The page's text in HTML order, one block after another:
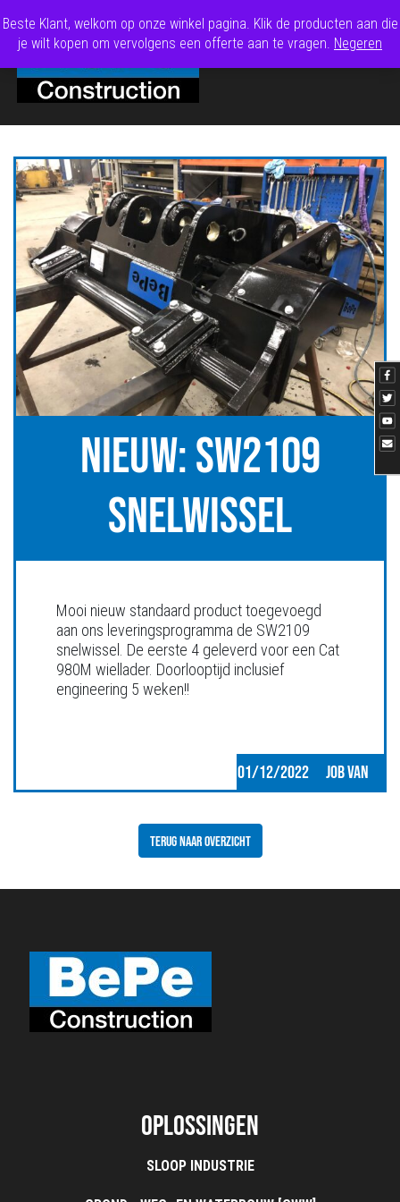
NIEUW: SW2109
SNELWISSEL
Mooi nieuw standaard product toegevoegd
aan ons leveringsprogramma de SW2109
snelwissel. De eerste 4 geleverd voor een Cat
980M wiellader. Doorlooptijd inclusief
engineering 5 weken!!
01/12/2022
JOB VAN
TERUG NAAR OVERZICHT
Oplossingen
SLOOP INDUSTRIE
Beste Klant, welkom op onze winkel pagina. Klik de producten aan die
je wilt kopen om vervolgens een offerte aan te vragen. Negeren